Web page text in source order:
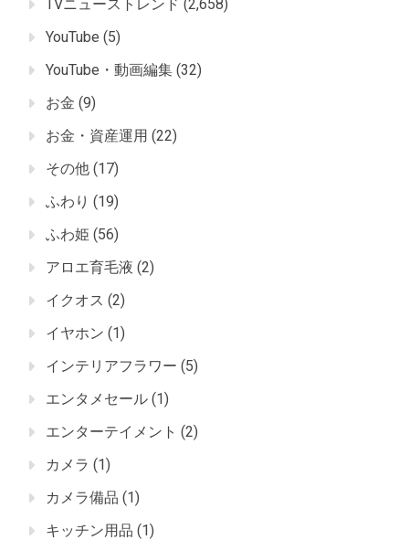
TVニューストレンド (2,658)
YouTube (5)
YouTube・動画編集 (32)
お金 (9)
お金・資産運用 (22)
その他 (17)
ふわり (19)
ふわ姫 (56)
アロエ育毛液 (2)
イクオス (2)
イヤホン (1)
インテリアフラワー (5)
エンタメセール (1)
エンターテイメント (2)
カメラ (1)
カメラ備品 (1)
キッチン用品 (1)